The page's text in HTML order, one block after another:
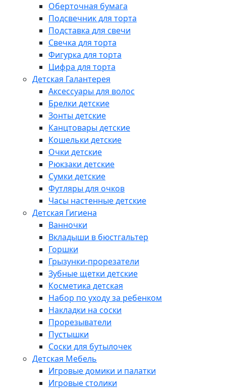
Оберточная бумага
Подсвечник для торта
Подставка для свечи
Свечка для торта
Фигурка для торта
Цифра для торта
Детская Галантерея
Аксессуары для волос
Брелки детские
Зонты детские
Канцтовары детские
Кошельки детские
Очки детские
Рюкзаки детские
Сумки детские
Футляры для очков
Часы настенные детские
Детская Гигиена
Ванночки
Вкладыши в бюстгальтер
Горшки
Грызунки-прорезатели
Зубные щетки детские
Косметика детская
Набор по уходу за ребенком
Накладки на соски
Прорезыватели
Пустышки
Соски для бутылочек
Детская Мебель
Игровые домики и палатки
Игровые столики